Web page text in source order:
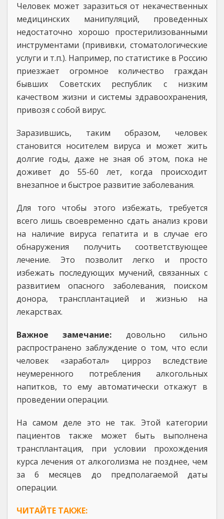
Человек может заразиться от некачественных
медицинских манипуляций, проведенных
недостаточно хорошо простерилизованными
инструментами (прививки, стоматологические
услуги и т.п.). Например, по статистике в Россию
приезжает огромное количество граждан
бывших Советских республик с низким
качеством жизни и системы здравоохранения,
привозя с собой вирус.
Заразившись, таким образом, человек
становится носителем вируса и может жить
долгие годы, даже не зная об этом, пока не
доживет до 55-60 лет, когда происходит
внезапное и быстрое развитие заболевания.
Для того чтобы этого избежать, требуется
всего лишь своевременно сдать анализ крови
на наличие вируса гепатита и в случае его
обнаружения получить соответствующее
лечение. Это позволит легко и просто
избежать последующих мучений, связанных с
развитием опасного заболевания, поиском
донора, трансплантацией и жизнью на
лекарствах.
Важное замечание: довольно сильно
распространено заблуждение о том, что если
человек «заработал» цирроз вследствие
неумеренного потребления алкогольных
напитков, то ему автоматически откажут в
проведении операции.
На самом деле это не так. Этой категории
пациентов также может быть выполнена
трансплантация, при условии прохождения
курса лечения от алкоголизма не позднее, чем
за 6 месяцев до предполагаемой даты
операции.
ЧИТАЙТЕ ТАКЖЕ: